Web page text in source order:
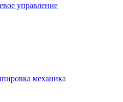
управление
механика